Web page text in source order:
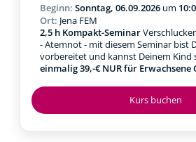
Kurs buchen
Beginn: Sonntag, 06.09.2026 um
Ort: Jena FEM
2,5 h Kompakt-Seminar
- Atemnot - mit diesem Seminar bist
vorbereitet und kannst Deinem Kind
einmalig 39,-€ NUR für Erwachsene